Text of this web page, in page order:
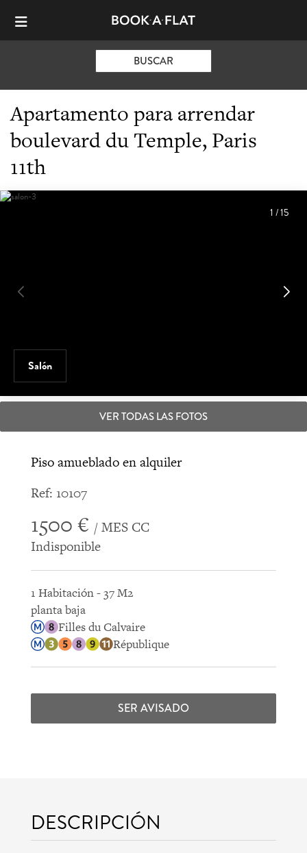
BUSCAR
Apartamento para arrendar
boulevard du Temple, Paris
11th
Salón
1/15
VER TODAS LAS FOTOS
Piso amueblado en alquiler
Ref: 10107
1500 € / MES CC
Indisponible
1 Habitación - 37 M2
planta baja
Filles du Calvaire
République
SER AVISADO
DESCRIPCIÓN